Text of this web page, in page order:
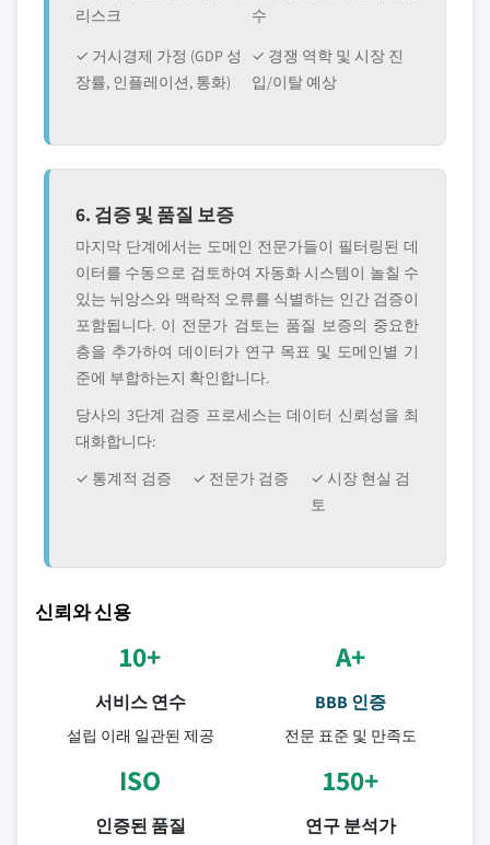
리스크
수
✓ 거시경제 가정 (GDP 성
장률, 인플레이션, 통화)
✓ 경쟁 역학 및 시장 진
입/이탈 예상
6. 검증 및 품질 보증
마지막 단계에서는 도메인 전문가들이 필터링된 데
이터를 수동으로 검토하여 자동화 시스템이 놀칠 수
있는 뉘앙스와 맥락적 오류를 식별하는 인간 검증이
포함됩니다. 이 전문가 검토는 품질 보증의 중요한
층을 추가하여 데이터가 연구 목표 및 도메인별 기
준에 부합하는지 확인합니다.
당사의 3단계 검증 프로세스는 데이터 신뢰성을 최
대화합니다:
✓ 통계적 검증
✓ 전문가 검증
✓ 시장 현실 검
토
신뢰와 신용
10+
서비스 연수
설립 이래 일관된 제공
A+
BBB 인증
전문 표준 및 만족도
ISO
인증된 품질
150+
연구 분석가